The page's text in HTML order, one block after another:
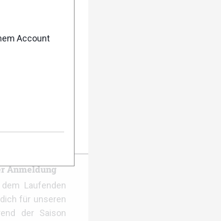
Anmeldung
Laufenden
für unseren
der Saison
Account